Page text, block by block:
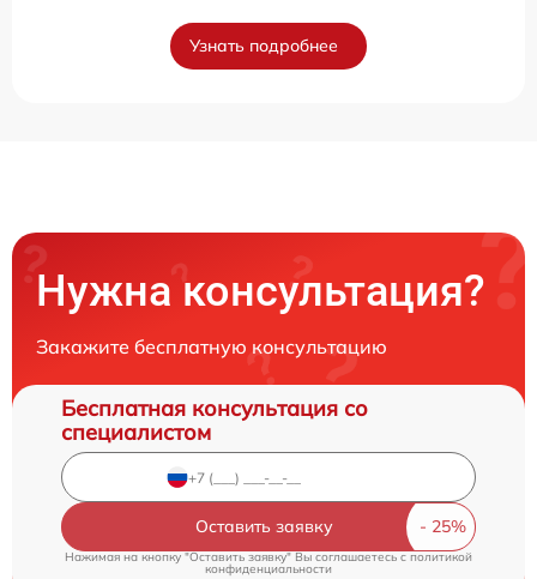
Узнать подробнее
Нужна консультация?
Закажите бесплатную консультацию
Бесплатная консультация со
специалистом
Оставить заявку
Нажимая на кнопку "Оставить заявку" Вы соглашаетесь c политикой
конфиденциальности